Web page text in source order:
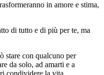
in amore e stima,
di tutto e di più per te, ma
stare con qualcuno per
da solo, ad amarti e a